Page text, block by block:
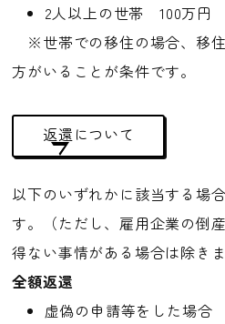
2人以上の世帯 100万円
※世帯での移住の場合、移
方がいることが条件です。
返還について
以下のいずれかに該当する場
す。（ただし、雇用企業の倒
得ない事情がある場合は除きま
全額返還
虚偽の申請等をした場合